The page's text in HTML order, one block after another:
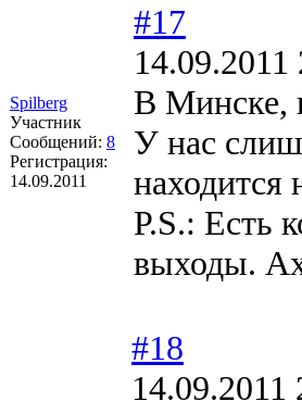
Spilberg
Участник
Сообщений: 8
Регистрация:
14.09.2011
#17
14.09.2011
В Минске,
У нас
находится
P.S.: Есть
выходы.
#18
14.09.2011